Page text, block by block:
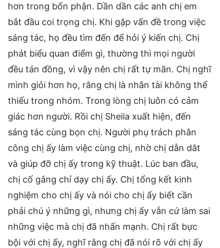
hơn trong bổn phận. Dần dần các anh chị em
bắt đầu coi trọng chị. Khi gặp vấn đề trong việc
sáng tác, họ đều tìm đến để hỏi ý kiến chị. Chị
phát biểu quan điểm gì, thường thì mọi người
đều tán đồng, vì vậy nên chị rất tự mãn. Chị nghĩ
mình giỏi hơn họ, rằng chị là nhân tài không thể
thiếu trong nhóm. Trong lòng chị luôn có cảm
giác hơn người. Rồi chị Sheila xuất hiện, đến
sáng tác cùng bọn chị. Người phụ trách phân
công chị ấy làm việc cùng chị, nhờ chị dẫn dắt
và giúp đỡ chị ấy trong kỹ thuật. Lúc ban đầu,
chị cố gắng chỉ dạy chị ấy. Chị tổng kết kinh
nghiệm cho chị ấy và nói cho chị ấy biết cần
phải chú ý những gì, nhưng chị ấy vẫn cứ làm sai
những việc mà chị đã nhấn mạnh. Chị rất bực
bội với chị ấy, nghĩ rằng chị đã nói rõ với chị ấy